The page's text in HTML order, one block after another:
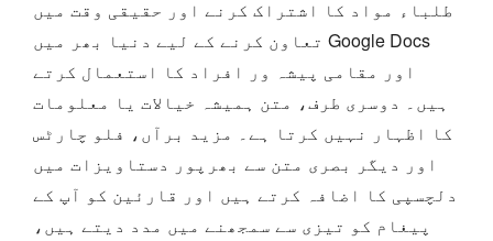
طلباء مواد کا اشتراک کرنے اور حقیقی وقت میں
تعاون کرنے کے لیے دنیا بھر میں Google Docs
اور مقامی پیشہ ور افراد کا استعمال کرتے
ہیں۔ دوسری طرف، متن ہمیشہ خیالات یا معلومات
کا اظہار نہیں کرتا ہے۔ مزید برآں، فلو چارٹس
اور دیگر بصری متن سے بھرپور دستاویزات میں
دلچسپی کا اضافہ کرتے ہیں اور قارئین کو آپ کے
پیغام کو تیزی سے سمجھنے میں مدد دیتے ہیں،